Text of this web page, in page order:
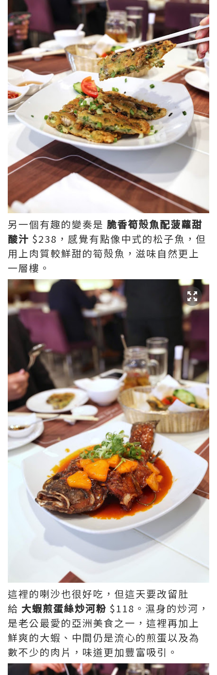
另一個有趣的變奏是 脆香筍殻魚配菠蘿甜
酸汁 $238，感覺有點像中式的松子魚，但
用上肉質較鮮甜的筍殻魚，滋味自然更上
一層樓。
這裡的喇沙也很好吃，但這天要改留肚
給 大蝦煎蛋絲炒河粉 $118。濕身的炒河，
是老公最愛的亞洲美食之一，這裡再加上
鮮爽的大蝦、中間仍是流心的煎蛋以及為
數不少的肉片，味道更加豐富吸引。